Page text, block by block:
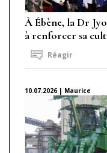
À Ébène, la Dr
à renforcer sa
Réagir
10.07.2026 | Maurice